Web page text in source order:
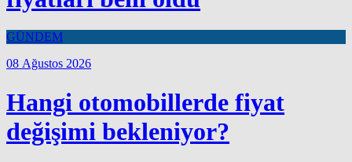
GÜNDEM
08 Ağustos 2026
Hangi otomobillerde fiyat
değişimi bekleniyor?